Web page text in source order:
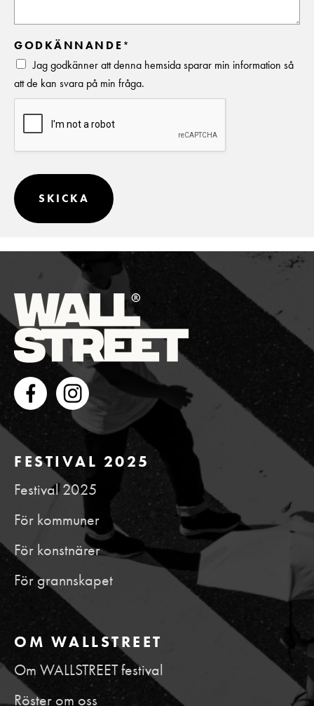
GODKÄNNANDE*
Jag godkänner att denna hemsida sparar min information så
att de kan svara på min fråga.
SKICKA
FESTIVAL 2025
Festival 2025
För kommuner
För konstnärer
För grannskapet
OM WALLSTREET
Om WALLSTREET festival
Röster om oss